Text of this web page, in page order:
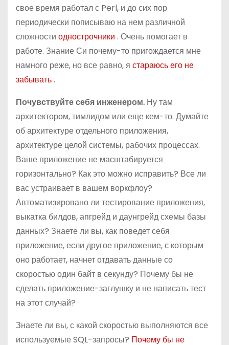
свое время работал с Perl, и до сих пор
периодически пописываю на нем различной
сложности однострочники . Очень помогает в
работе. Знание Си почему-то пригождается мне
намного реже, но все равно, я стараюсь его не
забывать.
Почувствуйте себя инженером. Ну там
архитектором, тимлидом или еще кем-то. Думайте
об архитектуре отдельного приложения,
архитектуре целой системы, рабочих процессах.
Ваше приложение не масштабируется
горизонтально? Как это можно исправить? Все ли
вас устраивает в вашем воркфлоу?
Автоматизировано ли тестирование приложения,
выкатка билдов, апгрейд и даунгрейд схемы базы
данных? Знаете ли вы, как поведет себя
приложение, если другое приложение, с которым
оно работает, начнет отдавать данные со
скоростью один байт в секунду? Почему бы не
сделать приложение-заглушку и не написать тест
на этот случай?
Знаете ли вы, с какой скоростью выполняются все
используемые SQL-запросы? Почему бы не